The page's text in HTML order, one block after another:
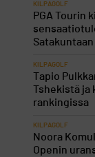
KILPAGOLF
PGA Tourin
Satakuntaan
KILPAGOLF
Tapio
Tshekistä ja
rankingissa
KILPAGOLF
Noora
Openin